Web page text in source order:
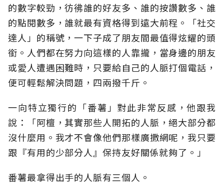
的數字較勁，彷彿誰的好友多、誰的按讚數多、誰
的點閱數多，誰就最有資格得到遠大前程。「社交
達人」的稱號，一下子成了朋友間最值得炫耀的頭
銜。人們都在努力向這樣的人靠攏，當身邊的朋友
或愛人遭遇困難時，只要給自己的人脈打個電話，
便可輕鬆解決問題，四兩撥千斤。
一向特立獨行的「番薯」對此非常反感，他跟我
說：「阿檀，其實那些人開拓的人脈，絕大部分都
沒什麼用。我才不會像他們那樣廣撒網呢，我只要
跟『有用的少部分人』保持友好關係就夠了。」
番薯最拿得出手的人脈有三個人。